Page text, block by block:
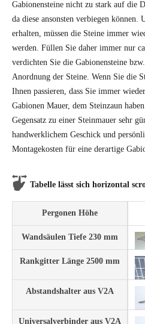
Gabionensteine nicht zu stark auf die
da diese ansonsten verbiegen können.
erhalten, müssen die Steine immer
werden. Füllen Sie daher immer nur
verdichten Sie die Gabionensteine
Anordnung der Steine. Wenn Sie die
Ihnen passieren, dass Sie immer
Gabionen Mauer, dem Steinzaun
Gegensatz zu einer Steinmauer sehr
handwerklichem Geschick und
Montagekosten für eine derartige
Tabelle lässt sich horizontal
Pergonen Höhe
Wandsäulen Tiefe 230 mm
Rankgitter Länge 2500 mm
Abstandshalter aus V2A
Universalverbinder aus V2A